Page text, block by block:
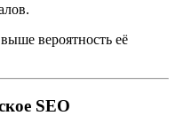
вероятность её
SEO